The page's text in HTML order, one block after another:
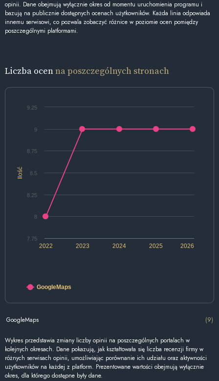
opinii. Dane obejmują wyłącznie okres od momentu uruchomienia programu i
bazują na publicznie dostępnych ocenach użytkowników. Każda linia odpowiada
innemu serwisowi, co pozwala zobaczyć różnice w poziomie ocen pomiędzy
poszczególnymi platformami.
Liczba ocenna poszczególnych stronach
Ilość
2022 2024 2026
2023 2025
7.75
8
8.25
8.5
8.75
9
9.25
GoogleMaps
GoogleMaps (9)
Wykres przedstawia zmiany liczby opinii na poszczególnych portalach w
kolejnych okresach. Dane pokazują, jak kształtowała się liczba recenzji firmy w
różnych serwisach opinii, umożliwiając porównanie ich udziału oraz aktywności
użytkowników na każdej z platform. Prezentowane wartości obejmują wyłącznie
okres, dla którego dostępne były dane.